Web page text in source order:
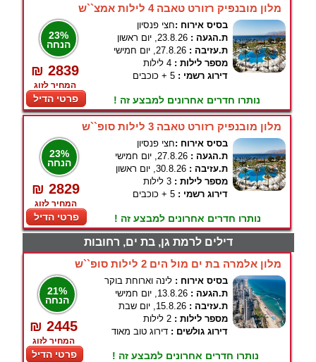
מלון מובנפיק רזורט טאבה 4 לילות אמצ``ש
23%
הנחה
₪ 2839
המחיר לזוג
פרטי הדיל
בסיס אירוח :חצי פנסיון
ת.הגעה : 23.8.26, יום ראשון
ת.עזיבה : 27.8.26, יום חמישי
מספר לילות : 4 לילות
דירוג רשמי : 5 + כוכבים
נותרו חדרים אחרונים למבצע זה !
מלון מובנפיק רזורט טאבה 3 לילות סופ``ש
23%
הנחה
₪ 2829
המחיר לזוג
פרטי הדיל
בסיס אירוח :חצי פנסיון
ת.הגעה : 27.8.26, יום חמישי
ת.עזיבה : 30.8.26, יום ראשון
מספר לילות : 3 לילות
דירוג רשמי : 5 + כוכבים
נותרו חדרים אחרונים למבצע זה !
דילים לרמת גן, בת ים, רחובות
מלון אלמרה בת ים מול הים 2 לילות סופ``ש
21%
הנחה
₪ 2445
המחיר לזוג
פרטי הדיל
בסיס אירוח : לינה וארוחת בוקר
ת.הגעה : 13.8.26, יום חמישי
ת.עזיבה : 15.8.26, יום שבת
מספר לילות : 2 לילות
דירוג גולשים : דירוג טוב מאוד
נותרו חדרים אחרונים למבצע זה !